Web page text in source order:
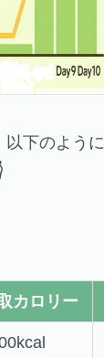
以下のように
カロリー